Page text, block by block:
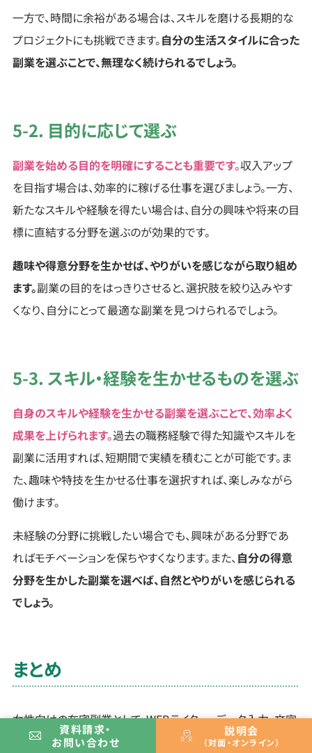
資料請求・
お問い合わせ
説明会
（対面・オンライン）
一方で、時間に余裕がある場合は、スキルを磨ける長期的な
プロジェクトにも挑戦できます。自分の生活スタイルに合った
副業を選ぶことで、無理なく続けられるでしょう。
5-2. 目的に応じて選ぶ
副業を始める目的を明確にすることも重要です。収入アップ
を目指す場合は、効率的に稼げる仕事を選びましょう。一方、
新たなスキルや経験を得たい場合は、自分の興味や将来の目
標に直結する分野を選ぶのが効果的です。
趣味や得意分野を生かせば、やりがいを感じながら取り組め
ます。副業の目的をはっきりさせると、選択肢を絞り込みやす
くなり、自分にとって最適な副業を見つけられるでしょう。
5-3. スキル・経験を生かせるものを選ぶ
自身のスキルや経験を生かせる副業を選ぶことで、効率よく
成果を上げられます。過去の職務経験で得た知識やスキルを
副業に活用すれば、短期間で実績を積むことが可能です。ま
た、趣味や特技を生かせる仕事を選択すれば、楽しみながら
働けます。
未経験の分野に挑戦したい場合でも、興味がある分野であ
ればモチベーションを保ちやすくなります。また、自分の得意
分野を生かした副業を選べば、自然とやりがいを感じられる
でしょう。
まとめ
女性向けの在宅副業として、WEBライター、データ入力、文字
起こしなどの仕事があります。自分のスキルやライフスタイル